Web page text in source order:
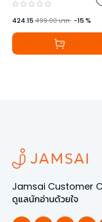
424.15499.00บาท -15 %
Jamsai Customer
ดูแลนักอ่านด้วยใจ